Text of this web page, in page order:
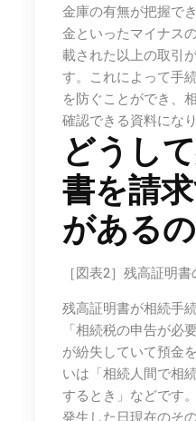
金庫の有無が把握で
金といったマイナス
載された以上の取引
す。これによって手
を防ぐことができ、
確認できる資料になり
どうし
書を請
がある
［図表2］残高証明
残高証明書が相続手
「相続税の申告が必
が紛失していて預金
いは「相続人間で相
するとき」などです
発生した日現在のそ